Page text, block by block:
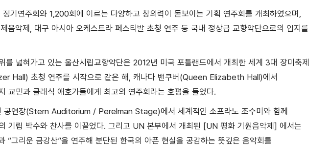
기연주회와 1,200회에 이르는 다양하고 창의력이 돋보이는 기획 연주회를 개최하였으며,
음악제, 대구 아시아 오케스트라 페스티발 초청 연주 등 국내 정상급 교향악단으로의 입지를
를 넓혀가고 있는 울산시립교향악단은 2012년 미국 포틀랜드에서 개최한 세계 3대 장미축제
Hall) 초청 연주를 시작으로 같은 해, 캐나다 밴쿠버(Queen Elizabeth Hall)에서
교민과 클래식 애호가들에게 최고의 연주회라는 호평을 들었다.
공연장(Stern Auditorium / Perelman Stage)에서 세계적인 소프라노 조수미와 함께
기립 박수와 찬사를 이끌었다. 그리고 UN 본부에서 개최된 [UN 평화 기원음악제] 에서는
“그리운 금강산”을 연주해 분단된 한국의 아픈 현실을 공감하는 뜻깊은 음악회를